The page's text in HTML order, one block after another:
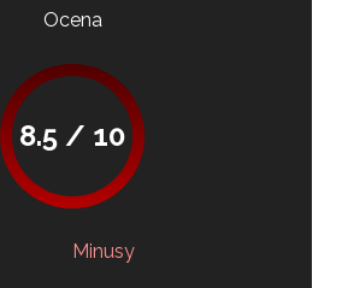
Ocena
8.5 / 10
Minusy